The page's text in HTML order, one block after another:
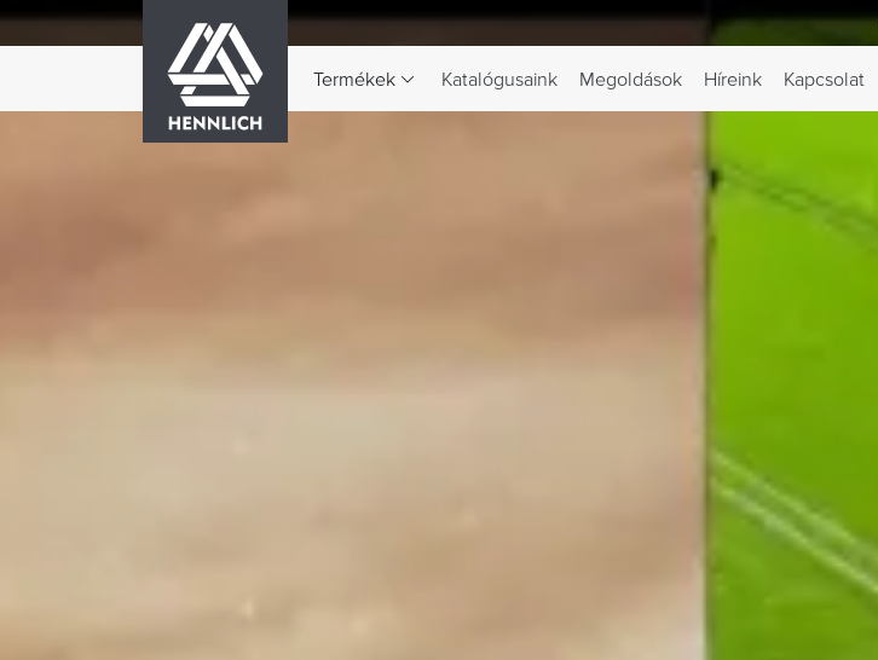
Termékek
A Termékek legördülő menü váltása
Katalógusaink Megoldások Híreink Kapcsolat